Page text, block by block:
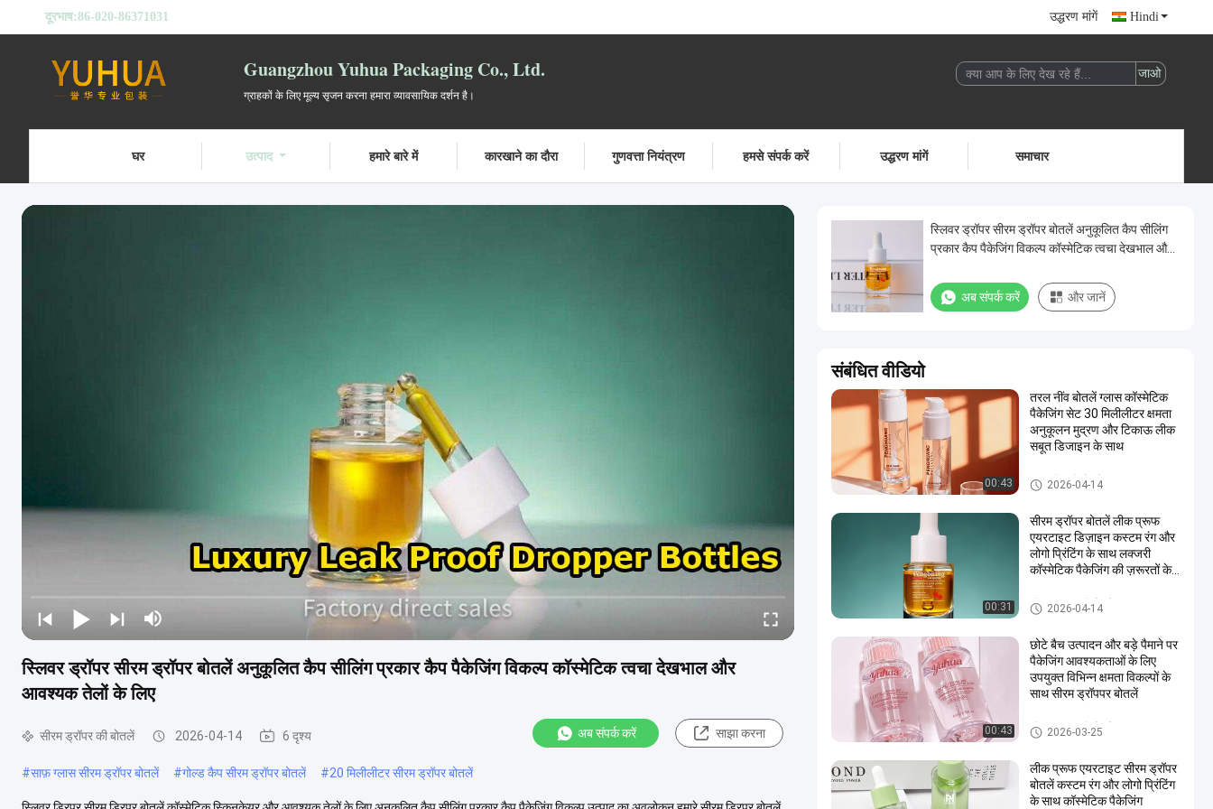
दूरभाष:86-020-86371031 उद्धरण मांगें Hindi
Guangzhou Yuhua Packaging Co., Ltd.
ग्राहकों के लिए मूल्य सृजन करना हमारा व्यावसायिक दर्शन है।
घर उत्पाद हमारे बारे में कारखाने का दौरा गुणवत्ता नियंत्रण हमसे संपर्क करें उद्धरण मांगें समाचार
स्लिवर ड्रॉपर सीरम ड्रॉपर बोतलें अनुकूलित कैप सीलिंग प्रकार कैप पैकेजिंग विकल्प कॉस्मेटिक त्वचा देखभाल और
आवश्यक तेलों के लिए
सीरम ड्रॉपर की बोतलें 2026-04-14 6 दृश्य अब संपर्क करें साझा करना
#साफ़ ग्लास सीरम ड्रॉपर बोतलें #गोल्ड कैप सीरम ड्रॉपर बोतलें #20 मिलीलीटर सीरम ड्रॉपर बोतलें
स्लिवर ड्रॉपर सीरम ड्रॉपर बोतलें अनुकूलित कैप सीलिंग
प्रकार कैप पैकेजिंग विकल्प कॉस्मेटिक त्वचा देखभाल और
अब संपर्क करें और जानें
संबंधित वीडियो
00:43
तरल नींव बोतलें ग्लास कॉस्मेटिक
पैकेजिंग सेट 30 मिलीलीटर क्षमता
अनुकूलन मुद्रण और टिकाऊ लीक
सबूत डिजाइन के साथ
तरल नींव की बोतलें
2026-04-14
00:31
सीरम ड्रॉपर बोतलें लीक प्रूफ
एयरटाइट डिज़ाइन कस्टम रंग और
लोगो प्रिंटिंग के साथ लक्जरी
कॉस्मेटिक पैकेजिंग की ज़रूरतों के
सीरम ड्रॉपर की बोतलें
2026-04-14
00:43
छोटे बैच उत्पादन और बड़े पैमाने पर
पैकेजिंग आवश्यकताओं के लिए
उपयुक्त विभिन्न क्षमता विकल्पों के
साथ सीरम ड्रॉपपर बोतलें
सीरम ड्रॉपर की बोतलें
2026-03-25
लीक प्रूफ एयरटाइट सीरम ड्रॉपर
बोतलें कस्टम रंग और लोगो प्रिंटिंग
के साथ कॉस्मेटिक पैकेजिंग